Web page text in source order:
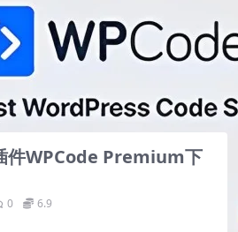
(共1集)
件WPCode Premium下
0 6.9